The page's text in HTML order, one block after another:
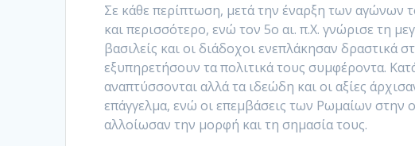
Σε κάθε περίπτωση, μετά την έναρξη των αγώνων
και περισσότερο, ενώ τον 5ο αι. π.Χ. γνώρισε τη
βασιλείς και οι διάδοχοι ενεπλάκησαν δραστικά
εξυπηρετήσουν τα πολιτικά τους συμφέροντα.
αναπτύσσονται αλλά τα ιδεώδη και οι αξίες
επάγγελμα, ενώ οι επεμβάσεις των Ρωμαίων
αλλοίωσαν την μορφή και τη σημασία τους.